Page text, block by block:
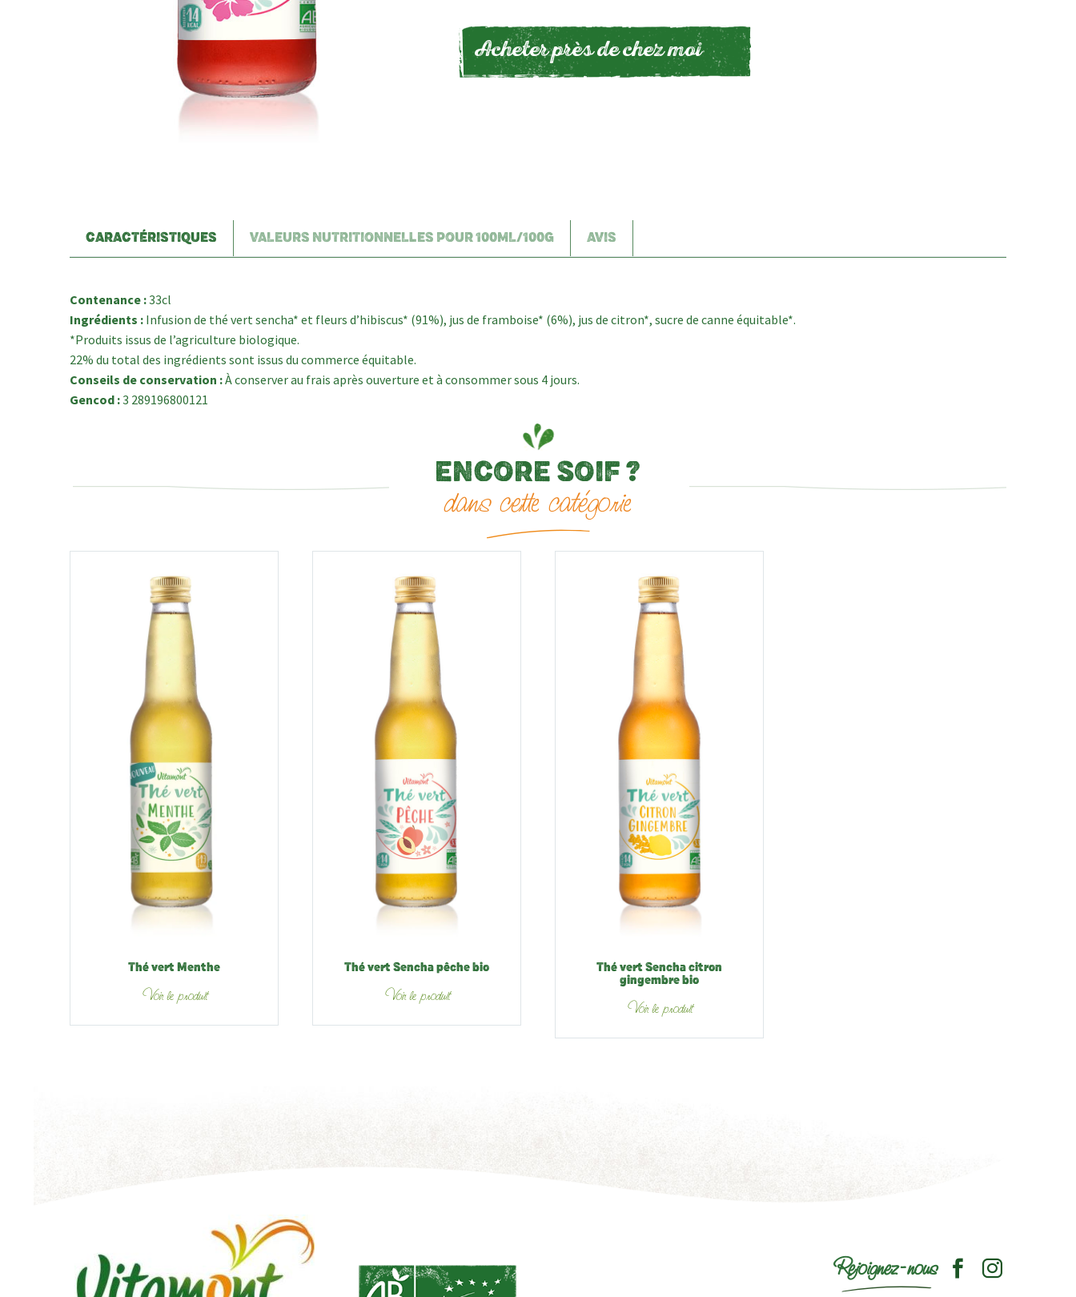
Acheter près de chez moi
ENCORE SOIF ?
dans cette catégorie
Thé vert Menthe
Voir le produit
Thé vert Sencha pêche bio
Voir le produit
Thé vert Sencha citron
gingembre bio
Voir le produit
CARACTÉRISTIQUES VALEURS NUTRITIONNELLES POUR 100ML/100G AVIS
Contenance :33cl
Ingrédients : Infusion de thé vert sencha* et fleurs d’hibiscus* (91%), jus de framboise* (6%), jus de citron*, sucre de canne équitable*.
*Produits issus de l’agriculture biologique.
22% du total des ingrédients sont issus du commerce équitable.
Conseils de conservation :À conserver au frais après ouverture et à consommer sous 4 jours.
Gencod :3 289196800121
Rejoignez-nous